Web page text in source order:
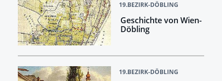
19.BEZIRK-DÖBLING
Geschichte von Wien-
Döbling
19.BEZIRK-DÖBLING